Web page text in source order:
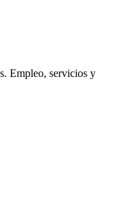
Empleo, servicios y